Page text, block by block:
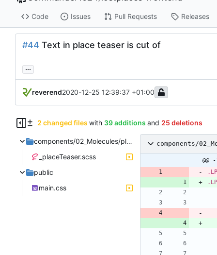
Code Issues Pull Requests Releases
#44 Text in place teaser is cut of
...
reverend2020-12-25 12:39:37 +01:00
2 changed files with 39 additions and 25 deletions
components/02_Molecules/placeTeaser
_placeTeaser.scss
public
main.css
components/
@@
.
.